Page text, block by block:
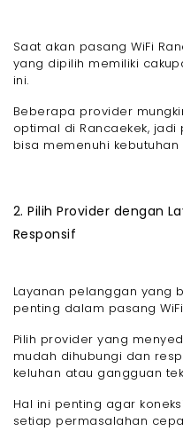
Saat akan pasang WiFi
yang dipilih memiliki
ini.
Beberapa provider
optimal di Rancaekek,
bisa memenuhi
2. Pilih Provider dengan
Responsif
Layanan pelanggan yang
penting dalam pasang
Pilih provider yang
mudah dihubungi dan
keluhan atau gangguan
Hal ini penting agar
setiap permasalahan